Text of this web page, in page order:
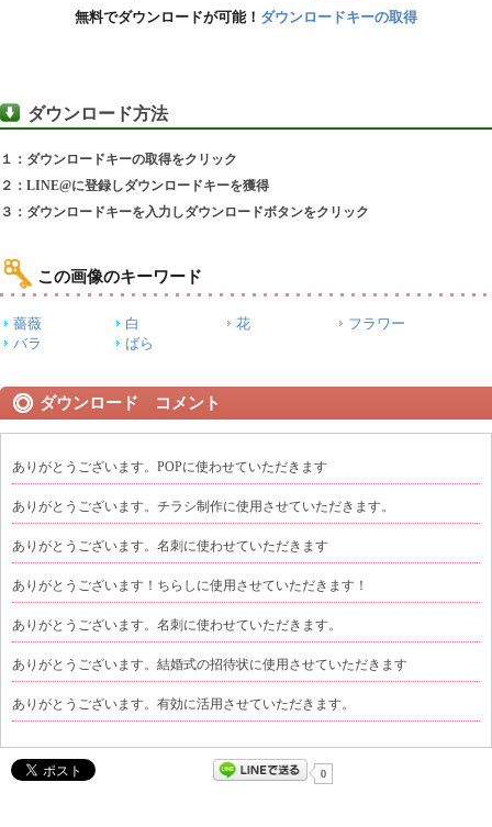
無料でダウンロードが可能！ ダウンロードキーの取得
ダウンロード方法
１：ダウンロードキーの取得をクリック
２：LINE@に登録しダウンロードキーを獲得
３：ダウンロードキーを入力しダウンロードボタンをクリック
この画像のキーワード
薔薇 白 花
フラワー
バラ
ばら
ダウンロード コメント
ありがとうございます。POPに使わせていただきます
ありがとうございます。チラシ制作に使用させていただきます。
ありがとうございます。名刺に使わせていただきます
ありがとうございます！ちらしに使用させていただきます！
ありがとうございます。名刺に使わせていただきます。
ありがとうございます。結婚式の招待状に使用させていただきます
ありがとうございます。有効に活用させていただきます。
0